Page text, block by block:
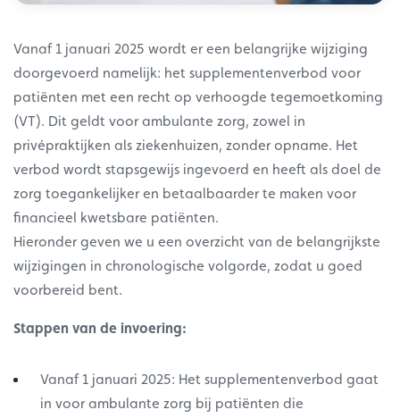
Vanaf 1 januari 2025 wordt er een belangrijke wijziging
doorgevoerd namelijk: het supplementenverbod voor
patiënten met een recht op verhoogde tegemoetkoming
(VT). Dit geldt voor ambulante zorg, zowel in
privépraktijken als ziekenhuizen, zonder opname. Het
verbod wordt stapsgewijs ingevoerd en heeft als doel de
zorg toegankelijker en betaalbaarder te maken voor
financieel kwetsbare patiënten.
Hieronder geven we u een overzicht van de belangrijkste
wijzigingen in chronologische volgorde, zodat u goed
voorbereid bent.
Stappen van de invoering:
Vanaf 1 januari 2025: Het supplementenverbod gaat
in voor ambulante zorg bij patiënten die